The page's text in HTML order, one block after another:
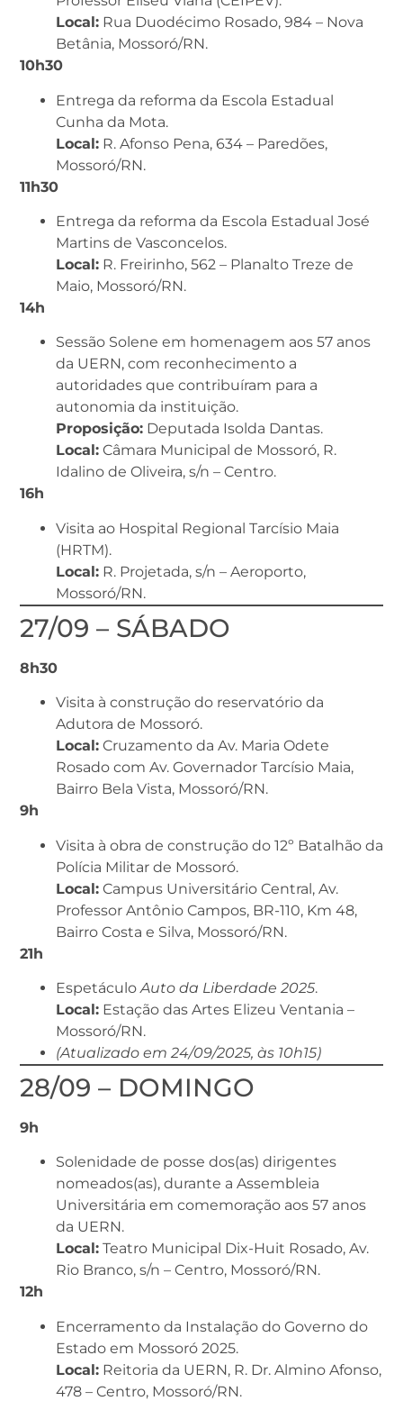
Local: Rua Duodécimo Rosado, 984 – Nova
Betânia, Mossoró/RN.
10h30
Entrega da reforma da Escola Estadual
Cunha da Mota.
Local: R. Afonso Pena, 634 – Paredões,
Mossoró/RN.
11h30
Entrega da reforma da Escola Estadual José
Martins de Vasconcelos.
Local: R. Freirinho, 562 – Planalto Treze de
Maio, Mossoró/RN.
14h
Sessão Solene em homenagem aos 57 anos
da UERN, com reconhecimento a
autoridades que contribuíram para a
autonomia da instituição.
Proposição: Deputada Isolda Dantas.
Local: Câmara Municipal de Mossoró, R.
Idalino de Oliveira, s/n – Centro.
16h
Visita ao Hospital Regional Tarcísio Maia
(HRTM).
Local: R. Projetada, s/n – Aeroporto,
Mossoró/RN.
27/09 – SÁBADO
8h30
Visita à construção do reservatório da
Adutora de Mossoró.
Local: Cruzamento da Av. Maria Odete
Rosado com Av. Governador Tarcísio Maia,
Bairro Bela Vista, Mossoró/RN.
9h
Visita à obra de construção do 12º Batalhão da
Polícia Militar de Mossoró.
Local: Campus Universitário Central, Av.
Professor Antônio Campos, BR-110, Km 48,
Bairro Costa e Silva, Mossoró/RN.
21h
EspetáculoAuto da Liberdade 2025.
Local: Estação das Artes Elizeu Ventania –
Mossoró/RN.
(Atualizado em 24/09/2025, às 10h15)
28/09 – DOMINGO
9h
Solenidade de posse dos(as) dirigentes
nomeados(as), durante a Assembleia
Universitária em comemoração aos 57 anos
da UERN.
Local: Teatro Municipal Dix-Huit Rosado, Av.
Rio Branco, s/n – Centro, Mossoró/RN.
12h
Encerramento da Instalação do Governo do
Estado em Mossoró 2025.
Local: Reitoria da UERN, R. Dr. Almino Afonso,
478 – Centro, Mossoró/RN.